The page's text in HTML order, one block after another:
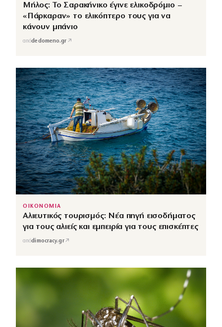
Μήλος: Το Σαρακήνικο έγινε ελικοδρόμιο –
«Πάρκαραν» το ελικόπτερο τους για να
κάνουν μπάνιο
απόdedomeno.gr ↗
ΟΙΚΟΝΟΜΙΑ
Αλιευτικός τουρισμός: Νέα πηγή εισοδήματος
για τους αλιείς και εμπειρία για τους επισκέπτες
απόdimocracy.gr↗